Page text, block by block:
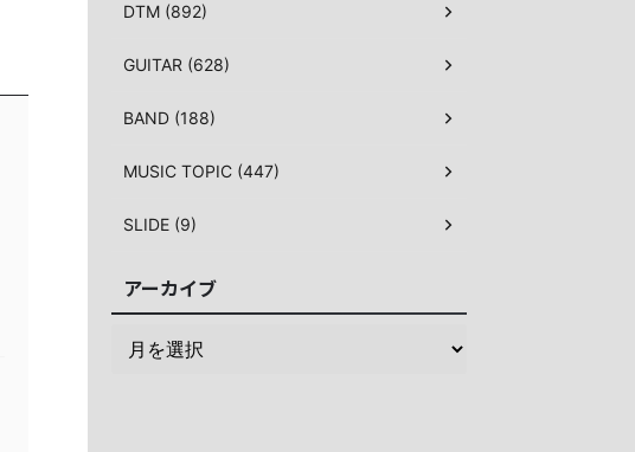
DTM (892)
GUITAR (628)
BAND (188)
MUSIC TOPIC (447)
SLIDE (9)
アーカイブ